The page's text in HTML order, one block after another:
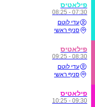
פילאטיס
07:30 - 08:25
עדי לוטם
סניף ראשי
פילאטיס
08:30 - 09:25
עדי לוטם
סניף ראשי
פילאטיס
09:30 - 10:25